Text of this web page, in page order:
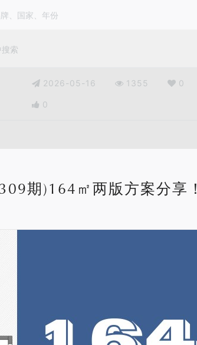
2026-05-16 1355 0
0
期)164㎡两版方案分享！